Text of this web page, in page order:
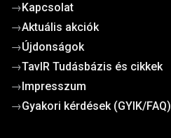
→Kapcsolat
→Aktuális akciók
→Újdonságok
→TavIR Tudásbázis és cikkek
→ Impresszum
→Gyakori kérdések (GYIK/FAQ)